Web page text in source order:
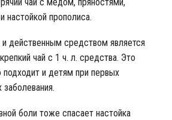
настойкой прополиса.
действенным средством является
чай с 1 ч. л. средства. Это
подходит и детям при первых
заболевания.
боли тоже спасает настойка